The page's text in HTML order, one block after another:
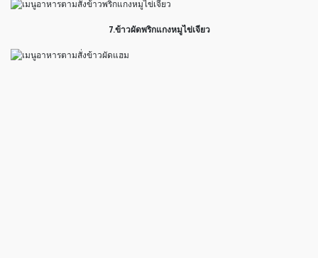
7.ข้าวผัดพริกแกงหมูไข่เจียว